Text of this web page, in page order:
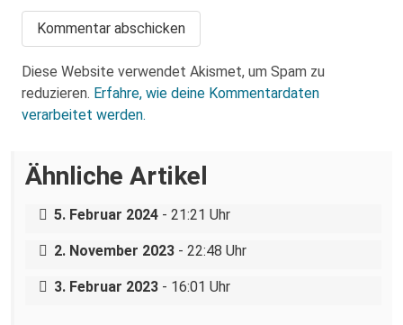
Diese Website verwendet Akismet, um Spam zu
reduzieren. Erfahre, wie deine Kommentardaten
verarbeitet werden.
Ähnliche Artikel
Nationalsozialismus – der 27. Januar in
5. Februar 2024 - 21:21 Uhr
Antifaschistische Bildungsfahrt: Athen –
2. November 2023 - 22:48 Uhr
Antifaschistische Erinnerungskultur auf
der Straße: Gedenkrundgang am 27.
3. Februar 2023 - 16:01 Uhr